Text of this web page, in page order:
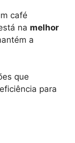
café
na melhor
a
que
para